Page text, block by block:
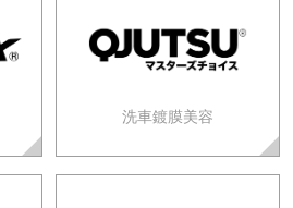
洗車鍍膜美容